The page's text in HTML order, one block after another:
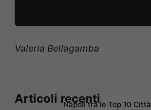
Valeria Bellagamba
Articoli recentiNapoli tra le Top 10 Città